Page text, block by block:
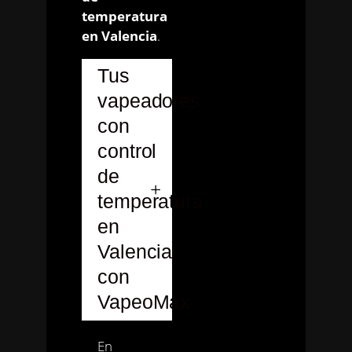
temperatura
en Valencia.
Tus
vapeadores
con
control
de
temperatura
en
Valencia
con
VapeoMax
En